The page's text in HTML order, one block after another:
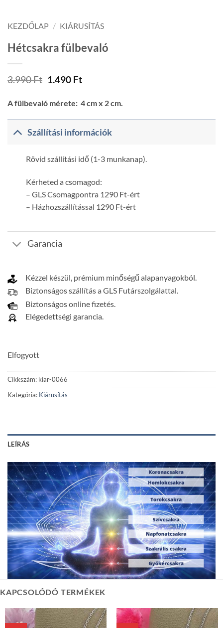
KEZDŐLAP / KIÁRUSÍTÁS
Hétcsakra fülbevaló
3.990Ft Original
was:
3.990 Ft.
1.490 FtCurrent
is:
1.490 Ft.
A fülbevaló mérete: 4 cm x 2 cm.
Szállítási információk
Rövid szállítási idő (1-3 munkanap).
Kérheted a csomagod:
– GLS Csomagpontra 1290 Ft-ért
– Házhozszállítással 1290 Ft-ért
Garancia
Kézzel készül, prémium minőségű alapanyagokból.
Biztonságos szállítás a GLS Futárszolgálattal.
Biztonságos online fizetés.
Elégedettségi garancia.
Elfogyott
Cikkszám: kiar-0066
Kategória: Kiárusítás
LEÍRÁS
KAPCSOLÓDÓ TERMÉKEK